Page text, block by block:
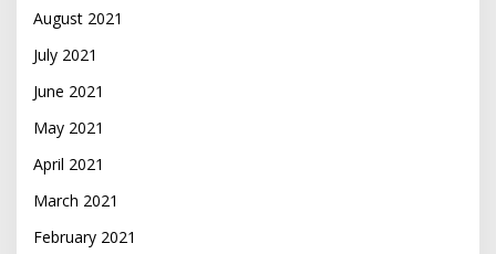
August 2021
July 2021
June 2021
May 2021
April 2021
March 2021
February 2021